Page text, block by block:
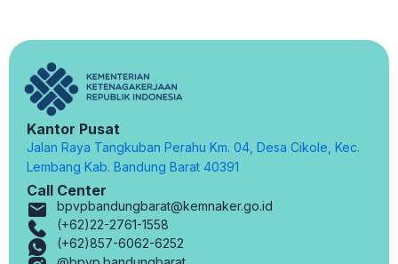
Kantor Pusat
Jalan Raya Tangkuban Perahu Km. 04, Desa Cikole, Kec.
Lembang Kab. Bandung Barat 40391
Call Center
bpvpbandungbarat@kemnaker.go.id
(+62)22-2761-1558
(+62)857-6062-6252